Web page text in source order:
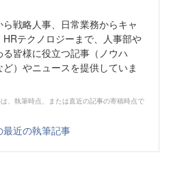
戦略人事、日常業務からキャ
HRテクノロジーまで、人事部や
る皆様に役立つ記事（ノウハ
ど）やニュースを提供していま
、執筆時点、または直近の記事の寄稿時点で
最近の執筆記事